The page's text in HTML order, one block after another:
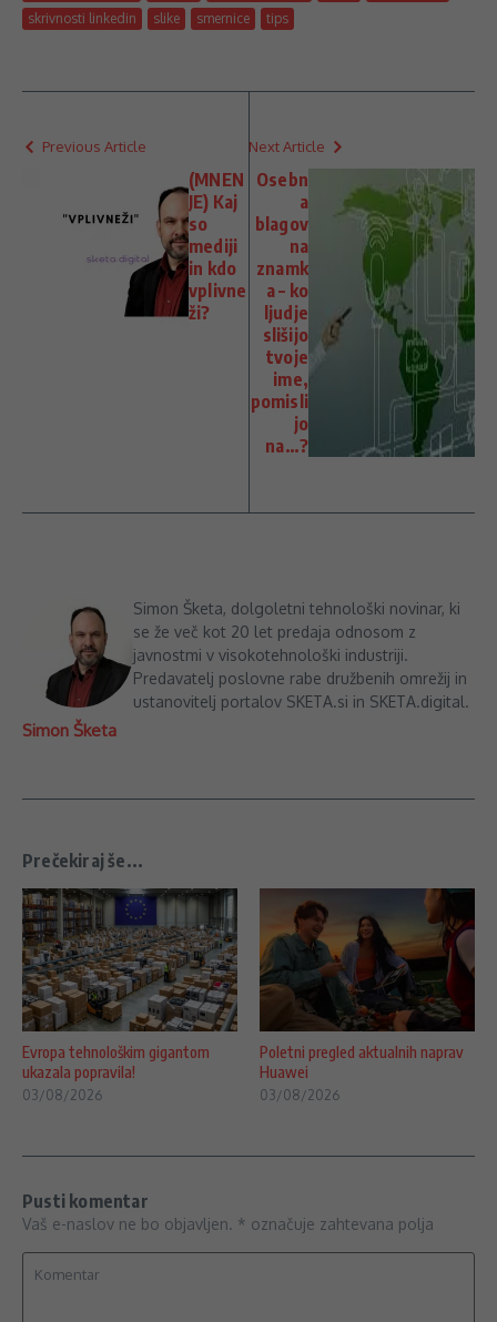
skrivnosti linkedin
slike smernice tips
Previous Article
(MNEN
JE) Kaj
so
mediji
in kdo
vplivne
ži?
Next Article
Osebn
a
blagov
na
znamk
a – ko
ljudje
slišijo
tvoje
ime,
pomisli
jo
na…?
Simon Šketa
Simon Šketa, dolgoletni tehnološki novinar, ki
se že več kot 20 let predaja odnosom z
javnostmi v visokotehnološki industriji.
Predavatelj poslovne rabe družbenih omrežij in
ustanovitelj portalov SKETA.si in SKETA.digital.
Prečekiraj še...
Evropa tehnološkim gigantom
ukazala popravila!
03/08/2026
Poletni pregled aktualnih naprav
Huawei
03/08/2026
Pusti komentar
Vaš e-naslov ne bo objavljen. * označuje zahtevana polja